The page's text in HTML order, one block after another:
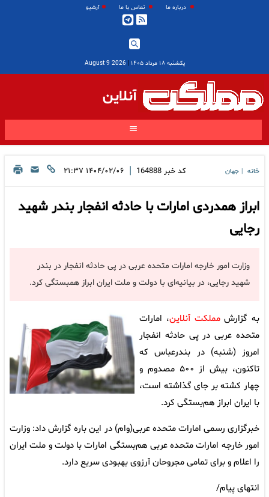
درباره ما تماس با ما آرشیو
یکشنبه ۱۸ مرداد ۱۴۰۵ |
2026 August 9
آنلاین
خانه جهان کد خبر 164888
| ۱۴۰۴/۰۲/۰۶ ۲۱:۳۷
ابراز همدردی امارات با حادثه انفجار بندر شهید
رجایی
وزارت امور خارجه امارات متحده عربی در پی حادثه انفجار در بندر
شهید رجایی، در بیانیه‌ای با دولت و ملت ایران ابراز همبستگی کرد.
به گزارشمملکت آنلاین،‌ امارات
متحده عربی در پی حادثه انفجار
امروز (شنبه) در بندرعباس که
تاکنون، بیش از ۵۰۰ مصدوم و
چهار کشته بر جای گذاشته است،
با ایران ابراز هم‌بستگی کرد.
خبرگزاری رسمی امارات متحده عربی(وام) در این باره گزارش داد: وزارت
امور خارجه امارات متحده عربی هم‌بستگی امارات با دولت و ملت ایران
را اعلام و برای تمامی مجروحان آرزوی بهبودی سریع دارد.
انتهای پیام/